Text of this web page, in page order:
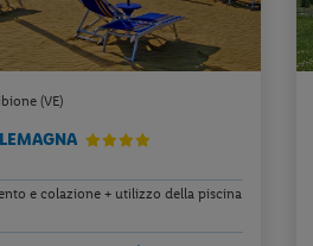
(VE)
e colazione + utilizzo della piscina